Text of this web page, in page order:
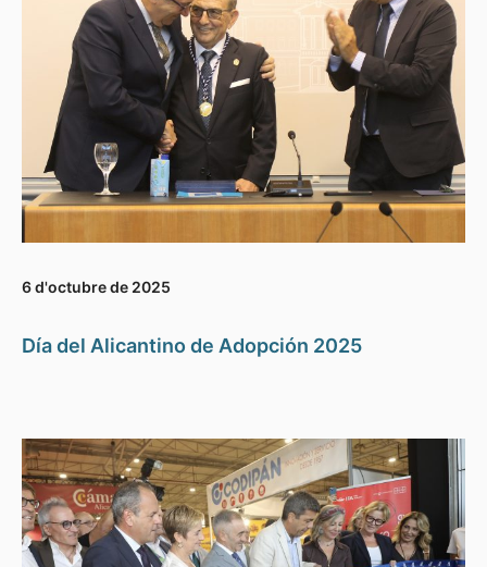
6 d'octubre de 2025
Día del Alicantino de Adopción 2025